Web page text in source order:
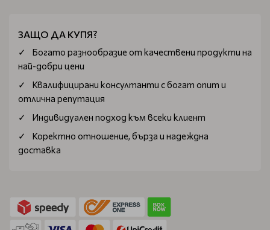
ЗАЩО ДА КУПЯ?
Богатo разнообразие от качествени продукти на
най-добри цени
Квалифицирани консултанти с богат опит и
отлична репутация
Индивидуален подход към всеки клиент
Коректно отношение, бърза и надеждна
доставка